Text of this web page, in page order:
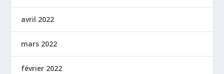
avril 2022
mars 2022
février 2022